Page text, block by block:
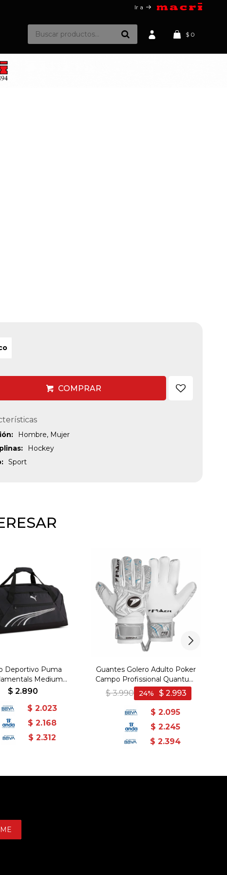
$ 0
Ir a
COMPRAR
Hombre, Mujer
Hockey
Sport
Deportivo Puma
Medium
Negro - Negro
$ 2.890
$ 2.023
$ 2.168
$ 2.312
Guantes Golero Adulto Poker
Campo Profissional Quantum
III - Gris-Blanco
$ 3.990 $ 2.993
24
$ 2.095
$ 2.245
$ 2.394